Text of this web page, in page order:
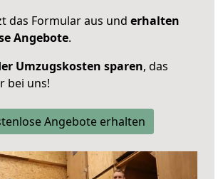
das Formular aus und erhalten
Angebote.
Umzugskosten sparen, das
bei uns!
Angebote erhalten